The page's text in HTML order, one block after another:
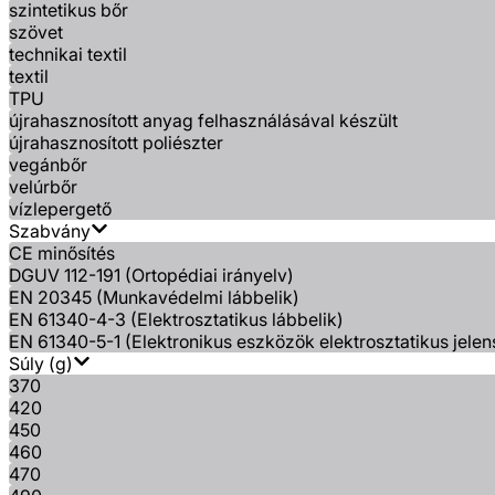
szintetikus bőr
szövet
technikai textil
textil
TPU
újrahasznosított anyag felhasználásával készült
újrahasznosított poliészter
vegánbőr
velúrbőr
vízlepergető
Szabvány
CE minősítés
DGUV 112-191 (Ortopédiai irányelv)
EN 20345 (Munkavédelmi lábbelik)
EN 61340-4-3 (Elektrosztatikus lábbelik)
EN 61340-5-1 (Elektronikus eszközök elektrosztatikus
Súly (g)
370
420
450
460
470